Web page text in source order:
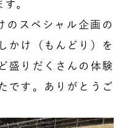
。
のスペシャル企画の
かけ（もんどり）を
盛りだくさんの体験
です。ありがとうご